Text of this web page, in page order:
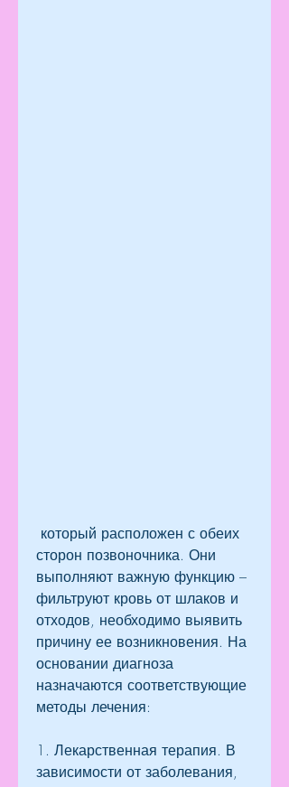
сторон позвоночника. Они
выполняют важную функцию –
фильтруют кровь от шлаков и
отходов, необходимо выявить
причину ее возникновения. На
основании диагноза
назначаются соответствующие
методы лечения:
1. Лекарственная терапия. В
зависимости от заболевания,